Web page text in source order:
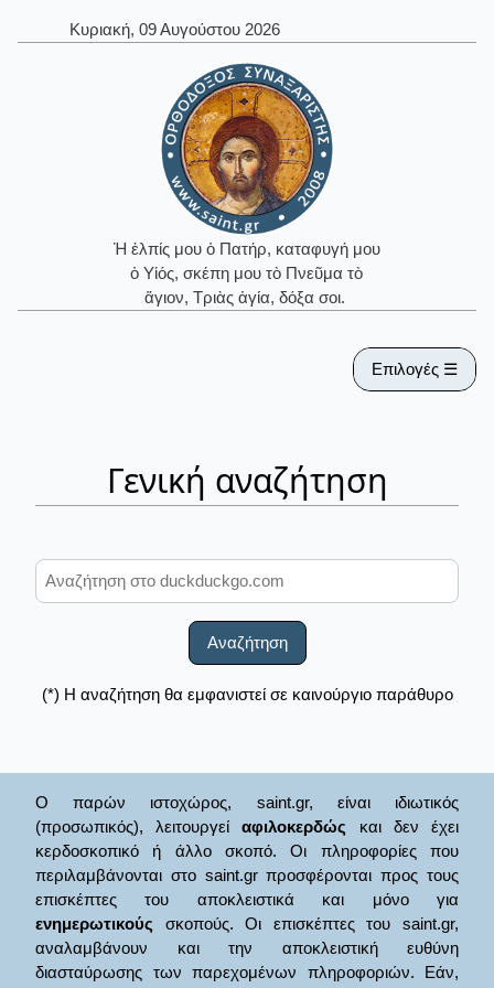
Κυριακή, 09 Αυγούστου 2026
Ἡ ἐλπίς μου ὁ Πατήρ, καταφυγή μου
ὁ Υἱός, σκέπη μου τὸ Πνεῦμα τὸ
ἅγιον, Τριὰς ἁγία, δόξα σοι.
Επιλογές ☰
Γενική αναζήτηση
Αναζήτηση
(*) Η αναζήτηση θα εμφανιστεί σε καινούργιο παράθυρο
Ο παρών ιστοχώρος, saint.gr, είναι ιδιωτικός
(προσωπικός), λειτουργείαφιλοκερδώς και δεν έχει
κερδοσκοπικό ή άλλο σκοπό. Οι πληροφορίες που
περιλαμβάνονται στο saint.gr προσφέρονται προς τους
επισκέπτες του αποκλειστικά και μόνο για
ενημερωτικούς σκοπούς. Οι επισκέπτες του saint.gr,
αναλαμβάνουν και την αποκλειστική ευθύνη
διασταύρωσης των παρεχομένων πληροφοριών. Εάν,